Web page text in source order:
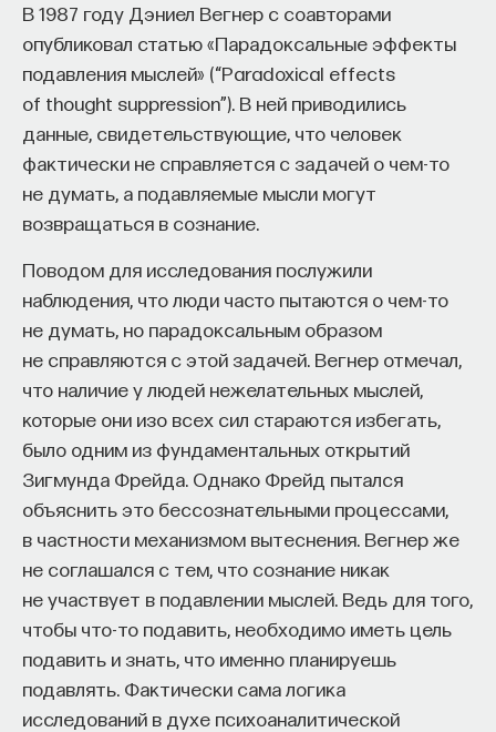
В 1987 году Дэниел Вегнер с соавторами
опубликовал статью «Парадоксальные эффекты
подавления мыслей» (“Paradoxical effects
of thought suppression”). В ней приводились
данные, свидетельствующие, что человек
фактически не справляется с задачей о чем-то
не думать, а подавляемые мысли могут
возвращаться в сознание.
Поводом для исследования послужили
наблюдения, что люди часто пытаются о чем-то
не думать, но парадоксальным образом
не справляются с этой задачей. Вегнер отмечал,
что наличие у людей нежелательных мыслей,
которые они изо всех сил стараются избегать,
было одним из фундаментальных открытий
Зигмунда Фрейда. Однако Фрейд пытался
объяснить это бессознательными процессами,
в частности механизмом вытеснения. Вегнер же
не соглашался с тем, что сознание никак
не участвует в подавлении мыслей. Ведь для того,
чтобы что-то подавить, необходимо иметь цель
подавить и знать, что именно планируешь
подавлять. Фактически сама логика
исследований в духе психоаналитической
процессами? Как появляются зависимость,
утомление, состояние эйфории или азарта?
Каково воздействие на работу мозга гормонов,
иммунной системы?
Ответы на эти и другие вопросы можно найти,
записавшисьна курс «Химия между нейронами:
вещества, которые управляют нами»
Пройдя этот курс, вы научитесь:
— Ориентироваться в общих принципах
работы нашего организма
— Разбираться в биохимических процессах
мозга
— Понимать причины нейро- и психопатологий
— Осознавать связь своего поведения
и эмоций с активностью нейромедиаторов
мозга
Автор курса: Вячеслав Дубынин— доктор
биологических наук, профессор кафедры
физиологии человека и животных биологического
факультета МГУ им. М.В. Ломоносова
исследования состоит в том, чтобы
отреагировать на ту или иную картинку
правильно. Однако это ошибочное мнение. Поиск
«правильного» ответа является неверным
пониманием смысла данного теста. Безусловно,
есть популярные и оригинальные ответы,
но ни те ни другие не предполагают прямого
сравнения с некоторым стандартом, с перечнем
диагностических процедур заключается в том,
что, в отличие от тестов с предписанными
ответами, проективные методики не сдерживают
свободу тестируемого, не накладывают
ограничений на егофантазию .
Как же в таком случае оценивать полученный
материал, можно ли рассматривать тест
в качестве надежного метода, которому следует
доверять? На этот вопрос обычно отвечают
утвердительно, предусматривая несколько
важных правил работы с тестом. Одно из них —
процедура сбора данных, другое — принципы
анализа результатов.
Процедура тестирования не ограничивается